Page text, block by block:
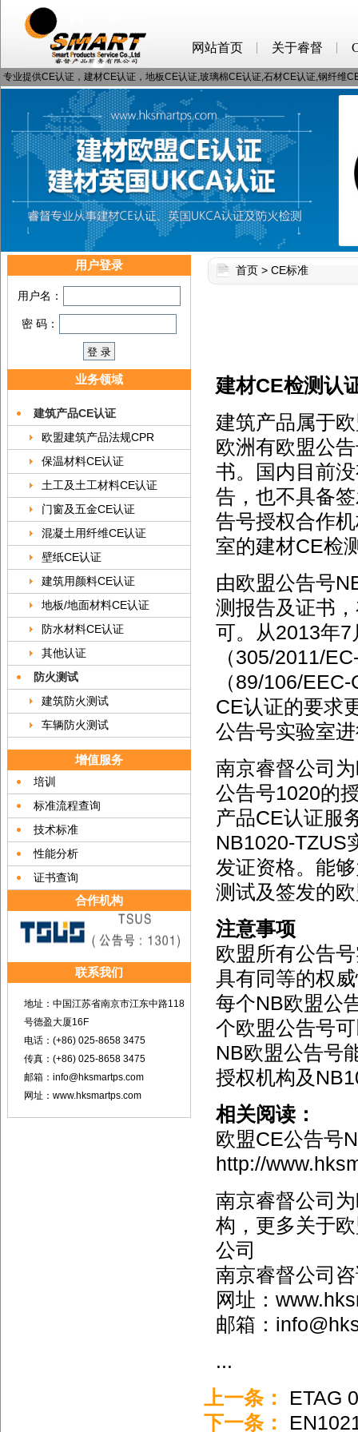
网站首页 关于睿督
专业提供CE认证，建材CE认证，地板CE认证,玻璃棉CE认证,石材CE认证,钢纤维
用户登录
用户名：
密 码：
业务领域
建筑产品CE认证
欧盟建筑产品法规CPR
保温材料CE认证
土工及土工材料CE认证
门窗及五金CE认证
混凝土用纤维CE认证
壁纸CE认证
建筑用颜料CE认证
地板/地面材料CE认证
防水材料CE认证
其他认证
防火测试
建筑防火测试
车辆防火测试
增值服务
培训
标准流程查询
技术标准
性能分析
证书查询
合作机构
联系我们
地址：中国江苏省南京市江东中路118
号德盈大厦16F
电话：(+86) 025-8658 3475
传真：(+86) 025-8658 3475
邮箱：info@hksmartps.com
网址：www.hksmartps.com
首页 > CE标准
建材CE检测认
建筑产品属于
欧洲有欧盟公
书。国内目前
告，也不具备
告号授权合作
室的建材CE检
由欧盟公告号
测报告及证书
可。从2013年
（305/2011/
（89/106/
CE认证的要求
公告号实验室
南京睿督公司
公告号1020的
产品CE认证服
NB1020-TZUS
发证资格。能
测试及签发的
注意事项
欧盟所有公告
具有同等的权
每个NB欧盟公
个欧盟公告号
NB欧盟公告号
授权机构及
相关阅读：
欧盟CE公告号
http://
南京睿督公司
构，更多关于
公司
南京睿督公司
网址：
邮箱：
...
上一条：
ETAG
下一条：